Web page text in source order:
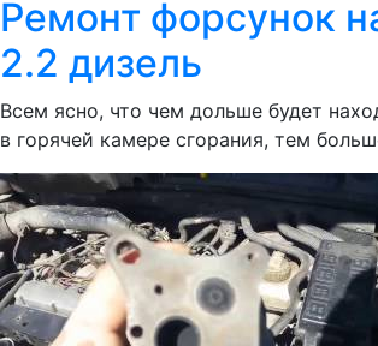
Ремонт форсунок
2.2 дизель
Всем ясно, что чем дольше будет
в горячей камере сгорания, тем